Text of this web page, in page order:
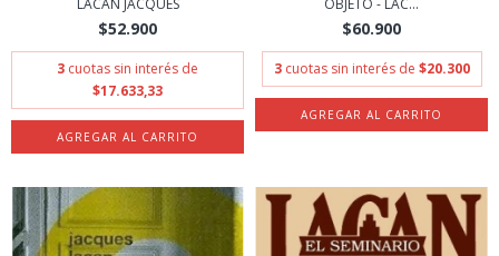
LACAN JACQUES
$52.900
3 cuotas sin interés de
$17.633,33
OBJETO - LAC...
$60.900
3 cuotas sin interés de $20.300